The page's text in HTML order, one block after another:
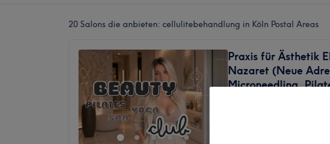
20 Salons die anbieten: cellulitebehandlung in Köln Postal Areas
Praxis für Ästhetik
Nazaret (Neue
Microneedling,
861